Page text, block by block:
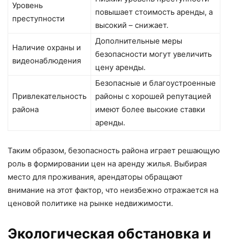
Уровень
преступности
повышает стоимость аренды, а
высокий – снижает.
Наличие охраны и
видеонаблюдения
Дополнительные меры
безопасности могут увеличить
цену аренды.
Привлекательность
района
Безопасные и благоустроенные
районы с хорошей репутацией
имеют более высокие ставки
аренды.
Таким образом, безопасность района играет решающую
роль в формировании цен на аренду жилья. Выбирая
место для проживания, арендаторы обращают
внимание на этот фактор, что неизбежно отражается на
ценовой политике на рынке недвижимости.
Экологическая обстановка и